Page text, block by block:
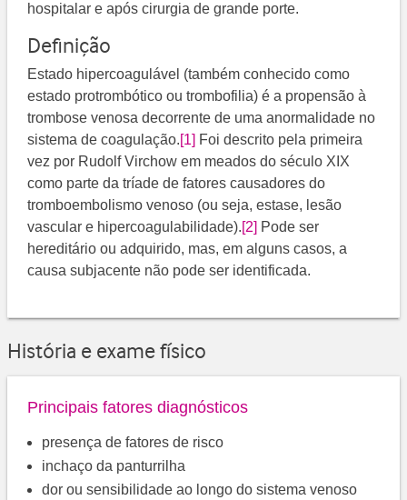
hospitalar e após cirurgia de grande porte.
Definição
Estado hipercoagulável (também conhecido como
estado protrombótico ou trombofilia) é a propensão à
trombose venosa decorrente de uma anormalidade no
sistema de coagulação.[1] Foi descrito pela primeira
vez por Rudolf Virchow em meados do século XIX
como parte da tríade de fatores causadores do
tromboembolismo venoso (ou seja, estase, lesão
vascular e hipercoagulabilidade).[2] Pode ser
hereditário ou adquirido, mas, em alguns casos, a
causa subjacente não pode ser identificada.
História e exame físico
Principais fatores diagnósticos
presença de fatores de risco
inchaço da panturrilha
dor ou sensibilidade ao longo do sistema venoso